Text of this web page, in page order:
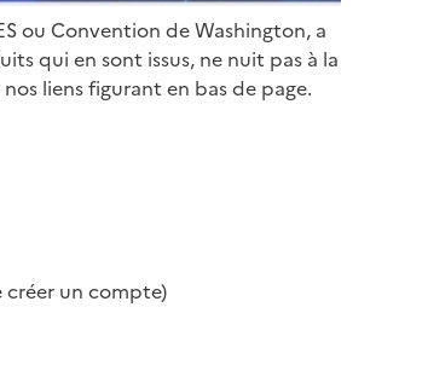
ou Convention de Washington, a
qui en sont issus, ne nuit pas à la
liens figurant en bas de page.
créer un compte)